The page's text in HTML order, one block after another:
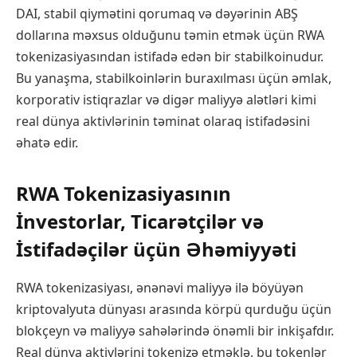
DAI, stabil qiymətini qorumaq və dəyərinin ABŞ
dollarına məxsus olduğunu təmin etmək üçün RWA
tokenizasiyasından istifadə edən bir stabilkoinudur.
Bu yanaşma, stabilkoinlərin buraxılması üçün əmlak,
korporativ istiqrazlar və digər maliyyə alətləri kimi
real dünya aktivlərinin təminat olaraq istifadəsini
əhatə edir.
RWA Tokenizasiyasının
İnvestorlar, Ticarətçilər və
İstifadəçilər üçün Əhəmiyyəti
RWA tokenizasiyası, ənənəvi maliyyə ilə böyüyən
kriptovalyuta dünyası arasında körpü qurduğu üçün
blokçeyn və maliyyə sahələrində önəmli bir inkişafdır.
Real dünya aktivlərini tokenizə etməklə, bu tokenlər